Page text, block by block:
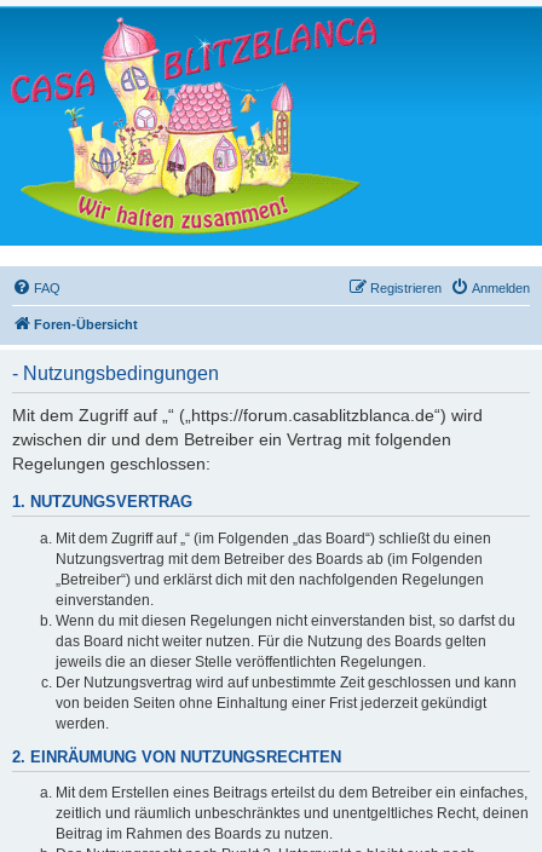
FAQ Anmelden
Registrieren
Foren-Übersicht
- Nutzungsbedingungen
Mit dem Zugriff auf „“ („https://forum.casablitzblanca.de“) wird
zwischen dir und dem Betreiber ein Vertrag mit folgenden
Regelungen geschlossen:
1. NUTZUNGSVERTRAG
Mit dem Zugriff auf „“ (im Folgenden „das Board“) schließt du einen
Nutzungsvertrag mit dem Betreiber des Boards ab (im Folgenden
„Betreiber“) und erklärst dich mit den nachfolgenden Regelungen
einverstanden.
Wenn du mit diesen Regelungen nicht einverstanden bist, so darfst du
das Board nicht weiter nutzen. Für die Nutzung des Boards gelten
jeweils die an dieser Stelle veröffentlichten Regelungen.
Der Nutzungsvertrag wird auf unbestimmte Zeit geschlossen und kann
von beiden Seiten ohne Einhaltung einer Frist jederzeit gekündigt
werden.
2. EINRÄUMUNG VON NUTZUNGSRECHTEN
Mit dem Erstellen eines Beitrags erteilst du dem Betreiber ein einfaches,
zeitlich und räumlich unbeschränktes und unentgeltliches Recht, deinen
Beitrag im Rahmen des Boards zu nutzen.